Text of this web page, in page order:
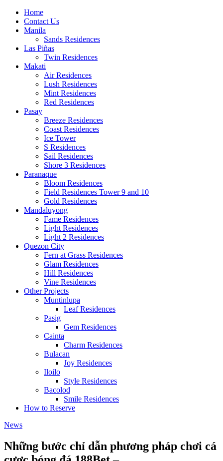
Home
Contact Us
Manila
Sands Residences
Las Piñas
Twin Residences
Makati
Air Residences
Lush Residences
Mint Residences
Red Residences
Pasay
Breeze Residences
Coast Residences
Ice Tower
S Residences
Sail Residences
Shore 3 Residences
Paranaque
Bloom Residences
Field Residences Tower 9 and 10
Gold Residences
Mandaluyong
Fame Residences
Light Residences
Light 2 Residences
Quezon City
Fern at Grass Residences
Glam Residences
Hill Residences
Vine Residences
Other Projects
Muntinlupa
Leaf Residences
Pasig
Gem Residences
Cainta
Charm Residences
Bulacan
Joy Residences
Iloilo
Style Residences
Bacolod
Smile Residences
How to Reserve
News
Những bước chỉ dẫn phương pháp chơi cá